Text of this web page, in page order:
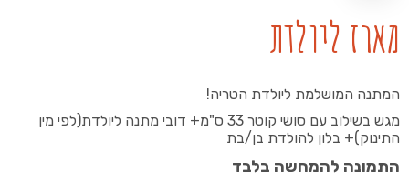
מארז ליולדת
המתנה המושלמת ליולדת הטריה!
מגש בשילוב עם סושי קוטר 33 ס"מ+ דובי מתנה ליולדת(לפי מין
התינוק)+ בלון להולדת בן/בת
התמונה להמחשה בלבד